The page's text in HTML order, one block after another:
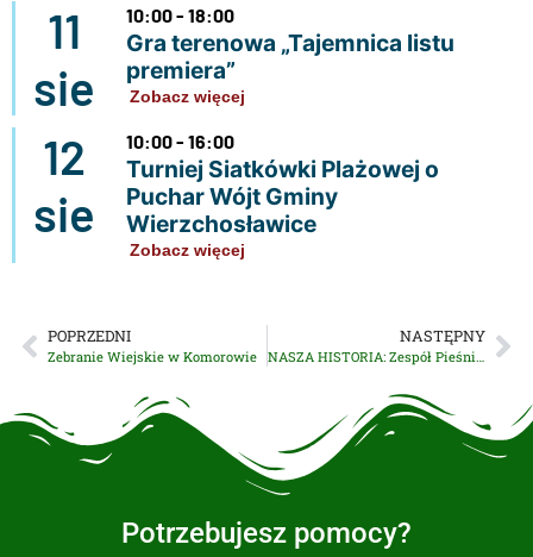
11
sie
10:00 - 18:00
Gra terenowa „Tajemnica listu
premiera”
Zobacz więcej
12
sie
10:00 - 16:00
Turniej Siatkówki Plażowej o
Puchar Wójt Gminy
Wierzchosławice
Zobacz więcej
POPRZEDNI
Zebranie Wiejskie w Komorowie
NASTĘPNY
NASZA HISTORIA: Zespół Pieśni i Tańca ,,Swojacy” (część I)
Potrzebujesz pomocy?